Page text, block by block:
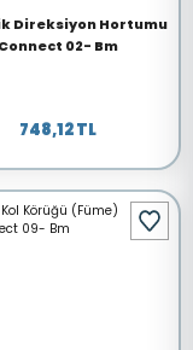
Direksiyon Hortumu
Connect 02- Bm
748,12 TL